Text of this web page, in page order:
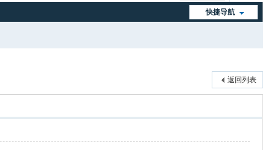
快捷导航
返回列表